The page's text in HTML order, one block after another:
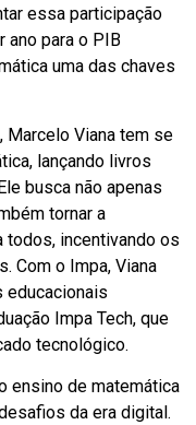
essa participação
ano para o PIB
uma das chaves
Marcelo Viana tem se
lançando livros
busca não apenas
tornar a
todos, incentivando os
Com o Impa, Viana
educacionais
Impa Tech, que
tecnológico.
ensino de matemática
da era digital.